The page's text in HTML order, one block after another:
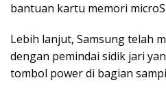
bantuan kartu memori
Lebih lanjut, Samsung telah
dengan pemindai sidik jari
tombol power di bagian